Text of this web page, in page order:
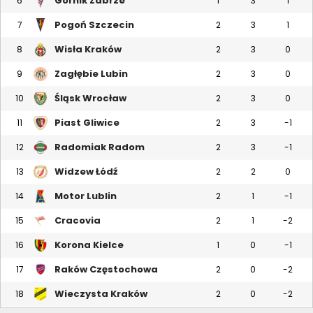
7 Pogoń Szczecin 2 3 1
8 Wisła Kraków 2 3 0
9 Zagłębie Lubin 2 3 0
10 Śląsk Wrocław 2 3 0
11 Piast Gliwice 2 3 -1
12 Radomiak Radom 2 3 -1
13 Widzew Łódź 2 2 0
14 Motor Lublin 2 1 -1
15 Cracovia 2 1 -2
16 Korona Kielce 1 0 -1
17 Raków Częstochowa 2 0 -2
18 Wieczysta Kraków 2 0 -2